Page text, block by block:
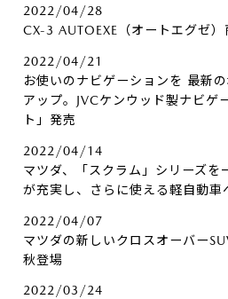
2022/04/28
CX-3 AUTOEXE（オートエグゼ）
2022/04/21
お使いのナビゲーションを 最新
アップ。JVCケンウッド製ナビゲ
ト」発売
2022/04/14
マツダ、「スクラム」シリーズ
が充実し、さらに使える軽自動車
2022/04/07
マツダの新しいクロスオーバー
秋登場
2022/03/24